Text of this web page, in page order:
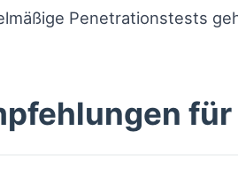
Penetrationstests